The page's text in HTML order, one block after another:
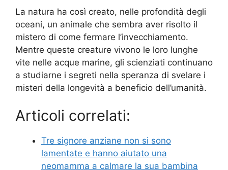
La natura ha così creato, nelle profondità degli
oceani, un animale che sembra aver risolto il
mistero di come fermare l’invecchiamento.
Mentre queste creature vivono le loro lunghe
vite nelle acque marine, gli scienziati continuano
a studiarne i segreti nella speranza di svelare i
misteri della longevità a beneficio dell’umanità.
Articoli correlati:
Tre signore anziane non si sono
lamentate e hanno aiutato una
neomamma a calmare la sua bambina